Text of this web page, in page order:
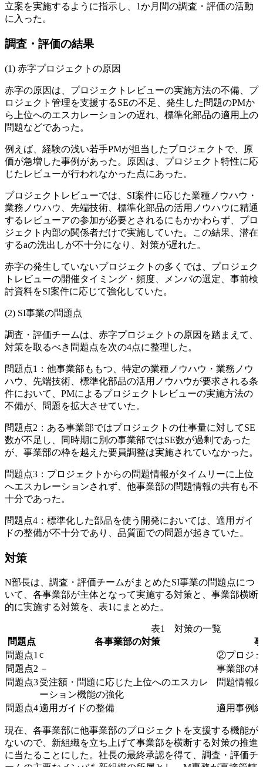
立案を実施するように指示し、1か月間の調査・評価の活動
に入った。
調査・評価の結果
赤字プロジェクトの原因
赤字の原因は、プロジェクトレビューの実施方法の不備、プ
ロジェクト管理を支援するSEの不足、発生した問題のPMか
ら上位へのエスカレーションの遅れ、標準化部品の適用上の
問題などであった。
例えば、経験の浅い若手PMが担当したプロジェクトで、原
価が急増した事例があった。原因は、プロジェクト特性に応
じたレビューが行われなかった点にあった。
プロジェクトレビューでは、SI案件に応じた業種ノウハウ・
業務ノウハウ、先端技術、標準化部品の活用ノウハウに精通
するレビューアの参加が必要とされるにもかかわらず、プロ
ジェクト内部の関係者だけで実施していた。この結果、潜在
するaの洗出しが不十分になり、対策が遅れた。
赤字の発生していないプロジェクトの多くでは、プロジェク
トレビューの開催タイミング・頻度、メンバの選定、事前検
討資料をSI案件に応じて強化していた。
SI事業の問題点
調査・評価チームは、赤字プロジェクトの原因を踏まえて、
対策を取るべき問題点を次の4点に整理した。
問題点1：他事業部ももつ、特定の業種ノウハウ・業務ノウ
ハウ、先端技術、標準化部品の活用ノウハウが要求される条
件において、PMによるプロジェクトレビューの実施方法の
不備が、問題を拡大させていた。
問題点2：ある事業部ではプロジェクトの仕事量に対してSE
数が不足し、同時期に別の事業部ではSE数が過剰であった
が、事業部の枠を越えた要員調整は実施されていなかった。
問題点3：プロジェクトからの問題情報がタイムリーに上位
へエスカレーションされず、他事業部の問題情報の共有も不
十分であった。
問題点4：標準化した部品を使う開発においては、適用ガイ
ドの整備が不十分であり、品質面での問題が起きていた。
対策
N部長は、調査・評価チームがまとめたSI事業の問題点につ
いて、各事業部が主体となって実施する対策と、事業部横断
的に実施する対策を、表1にまとめた。
表1 対策の一覧
問題点
各事業部の対策
問題点1 c
②プロジ
問題点2 －
事業部の
問題点3受注額・問題に応じた上位へのエスカレ
ーション機能の強化
問題情報
問題点4適用ガイドの整備 適用事例
現在、各事業部に他事業部のプロジェクトを支援する機能が
ないので、新組織を立ち上げて事業部を横断する対策の推進
に当たることにした。社長の最終承認を得て、調査・評価チ